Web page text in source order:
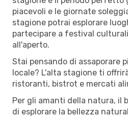
piacevoli e le giornate
stagione potrai esplorare
partecipare a festival
all'aperto.
Stai pensando di assaporare
locale? L'alta stagione ti
ristoranti, bistrot e mercati
Per gli amanti della natura, il
di esplorare la bellezza